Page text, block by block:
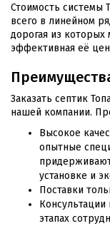
Стоимость системы
всего в линейном
дорогая из которых
эффективная её
Заказать септик
нашей компании.
Высокое
опытные
установке и
Поставки
этапах